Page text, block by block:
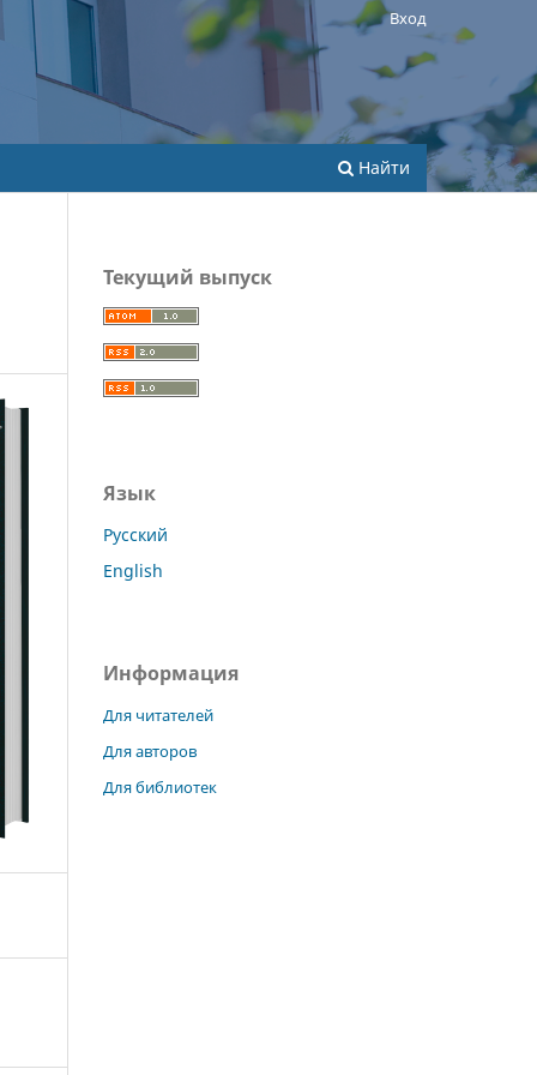
Найти
Вход
Текущий выпуск
Язык
Русский
English
Информация
Для читателей
Для авторов
Для библиотек